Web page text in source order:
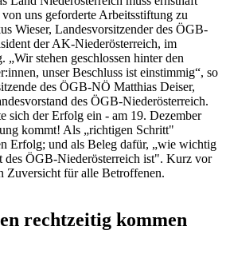
uns geforderte Arbeitsstiftung zu
Wieser, Landesvorsitzender des ÖGB-
der AK-Niederösterreich, im
„Wir stehen geschlossen hinter den
unser Beschluss ist einstimmig“, so
des ÖGB-NÖ Matthias Deiser,
des ÖGB-Niederösterreich.
sich der Erfolg ein - am 19. Dezember
kommt! Als „richtigen Schritt"
Erfolg; und als Beleg dafür, „wie wichtig
des ÖGB-Niederösterreich ist". Kurz vor
Zuversicht für alle Betroffenen.
rechtzeitig kommen